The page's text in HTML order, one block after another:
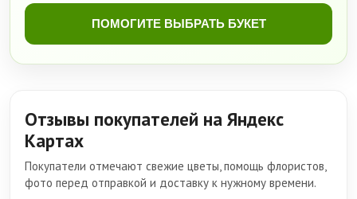
ПОМОГИТЕ ВЫБРАТЬ БУКЕТ
Отзывы покупателей на Яндекс
Картах
Покупатели отмечают свежие цветы, помощь флористов,
фото перед отправкой и доставку к нужному времени.